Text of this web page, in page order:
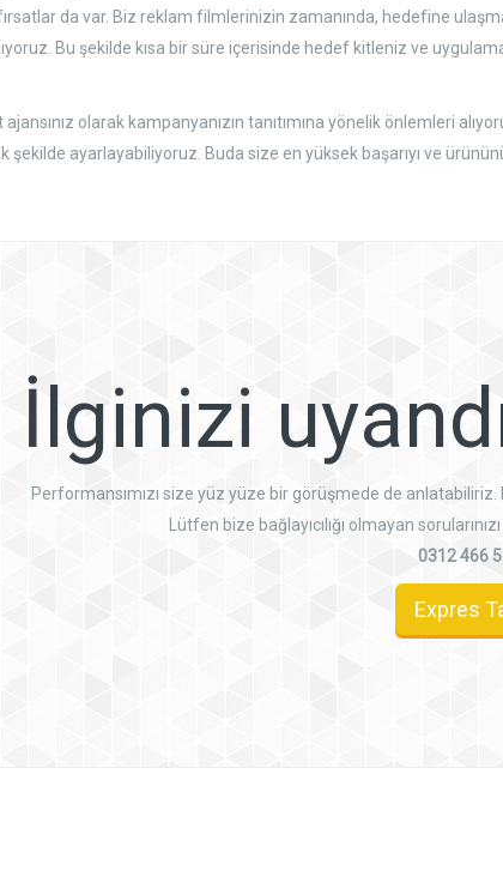
da var. Biz reklam filmlerinizin zamanında, hedefine
Bu şekilde kısa bir süre içerisinde hedef kitleniz ve
olarak kampanyanızın tanıtımına yönelik önlemleri
şekilde ayarlayabiliyoruz. Buda size en yüksek başarıyı ve
İlginizi
Performansımızı size yüz yüze bir görüşmede de
Lütfen bize bağlayıcılığı olmayan
0312 466
Expres